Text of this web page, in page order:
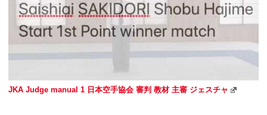
JKA Judge manual 1 日本空手協会 審判 教材 主審 ジェスチャ